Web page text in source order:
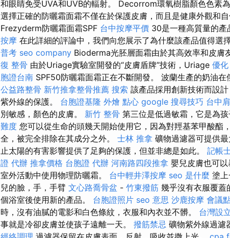
和眼睛免受UVA和UVB的輻射。 Decorrom環氧樹脂顏色色素
選擇正確的防曬霜面霜不僅在於保護皮膚，而且是健康外觀和自
Frezyderm防曬霜面霜SPF 台中按摩平價 30是一種高質量的產
按摩 在此詳細的評論中，我們向您展示了為什麼該產品值得選
普考 seo company Bioderma光胚層面霜由於其高效率和皮膚
復 整骨 由於Uriage實驗室開發的“皮膚盾牌”技術，Uriage 優
胞證台南 SPF50防曬霜面霜正在不斷開發。 波蘭生產的奶油在
公益路整骨 新竹推拿整骨推薦 搜索 該產品採用創新技術而設
紫外線的保護。 台胞證基隆 外燴 點心 google 搜尋技巧 台中
別敏感，顏色的皮膚。 新竹 整骨 第三位是低過敏霜，它是為
難度 您可以從生命的頭幾天開始使用它，因為對羥基苯甲酸酯
全，被完全排除在其成分之外。 士林 推拿 礦物過濾器可提供
止太陽的有害影響提供了足夠的保護，但並非總是如此。 記帳
證 代辦 推拿價格 台胞證 代辦 河南路四段推拿 嬰兒皮膚也可
室外活動中使用物理防曬霜。 台中輕井澤按摩 seo 是什麼 塗
兒的臉，手，手臂 文心路喬骨盆 - 竹東撥筋 幾乎沒有衣服覆蓋
個浴室後使用新的產品。 台胞證照片 seo 意思 沙鹿按摩 會議
時，沒有油膩的電影和白色條紋，衣服和內衣並不髒。 台灣設
事就是冷卻皮膚並使孩子遠離一天。 撥筋禁忌 礦物紫外線過濾